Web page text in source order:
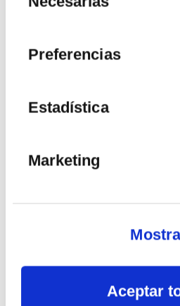
Preferencias
Estadística
Marketing
Aceptar
AGO
2026